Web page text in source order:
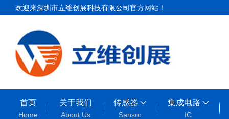
欢迎来深圳市立维创展科技有限公司官方网站！
首页
Home
关于我们
About Us
传感器
Sensor
集成电路
IC